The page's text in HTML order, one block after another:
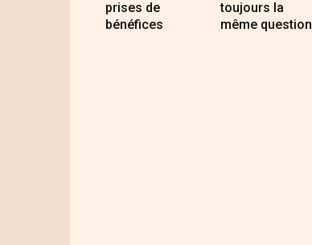
prises de
bénéfices
toujours la
même question